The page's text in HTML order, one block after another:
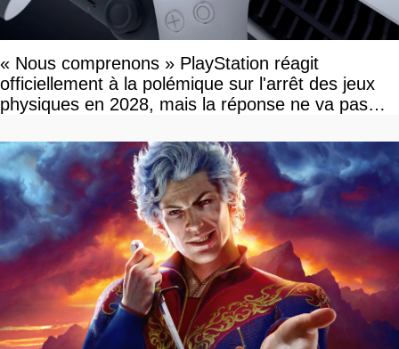
« Nous comprenons » PlayStation réagit
officiellement à la polémique sur l'arrêt des jeux
physiques en 2028, mais la réponse ne va pas